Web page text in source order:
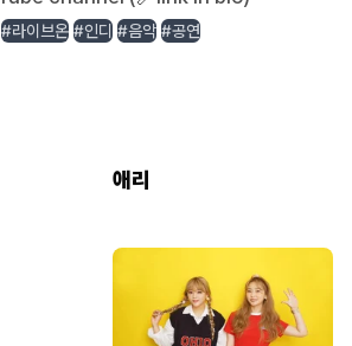
#라이브온 #인디 #음악 #공연
애리